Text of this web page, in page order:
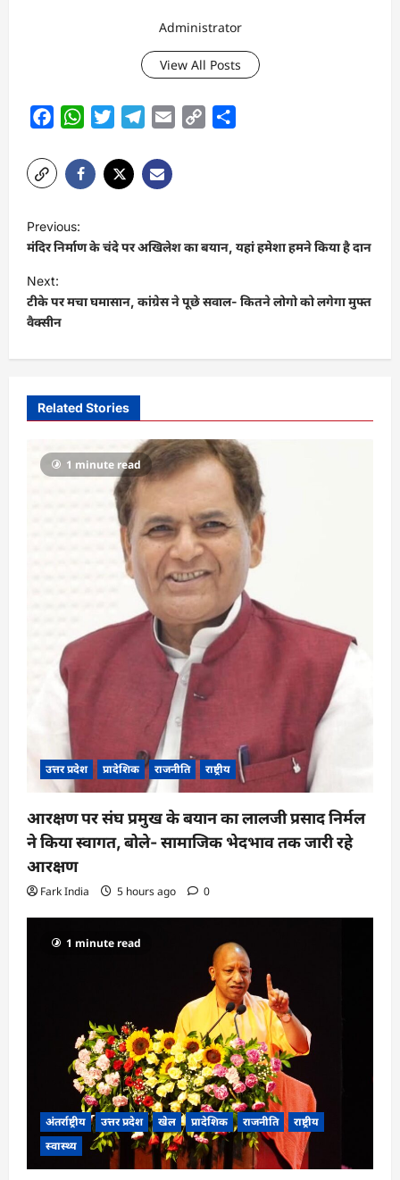
Administrator
View All Posts
FacebookWhatsAppTwitterTelegram
Email
Copy
P
o
s
t
n
a
Previous:
मंदिर निर्माण के चंदे पर अखिलेश का बयान, यहां हमेशा हमने किया है दान
Next:
टीके पर मचा घमासान, कांग्रेस ने पूछे सवाल- कितने लोगो को लगेगा मुफ्त
वैक्सीन
Related Stories
1 minute read
उत्तर प्रदेश प्रादेशिक राजनीति राष्ट्रीय
आरक्षण पर संघ प्रमुख के बयान का लालजी प्रसाद निर्मल
ने किया स्वागत, बोले- सामाजिक भेदभाव तक जारी रहे
आरक्षण
Fark India 5 hours ago 0
1 minute read
अंतर्राष्ट्रीय उत्तर प्रदेश खेल प्रादेशिक राजनीति
राष्ट्रीय
स्वास्थ्य